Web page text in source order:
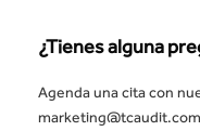
¿Tienes alguna
Agenda una cita con